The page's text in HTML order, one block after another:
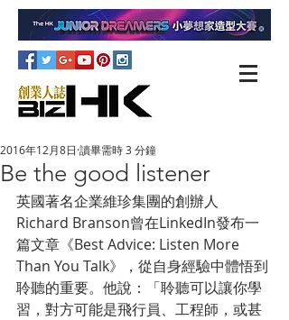
Be the good listener
2016年12月8日 讀畢需時 3 分鐘
英國著名企業維珍集團的創辦人
Richard Branson曾在LinkedIn發布一
篇文章《Best Advice: Listen More
Than You Talk》，從自身經驗中體悟到
聆聽的重要。他說：「聆聽可以讓你學
習，對方可能是飛行員、工程師，或甚